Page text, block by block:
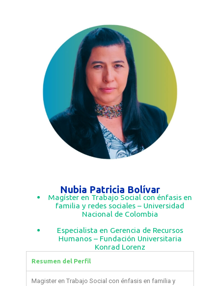
Nubia Patricia Bolívar
Magíster en Trabajo Social con énfasis en
familia y redes sociales – Universidad
Nacional de Colombia
Especialista en Gerencia de Recursos
Humanos – Fundación Universitaria
Konrad Lorenz
Resumen del Perfil
Magister en Trabajo Social con énfasis en familia y